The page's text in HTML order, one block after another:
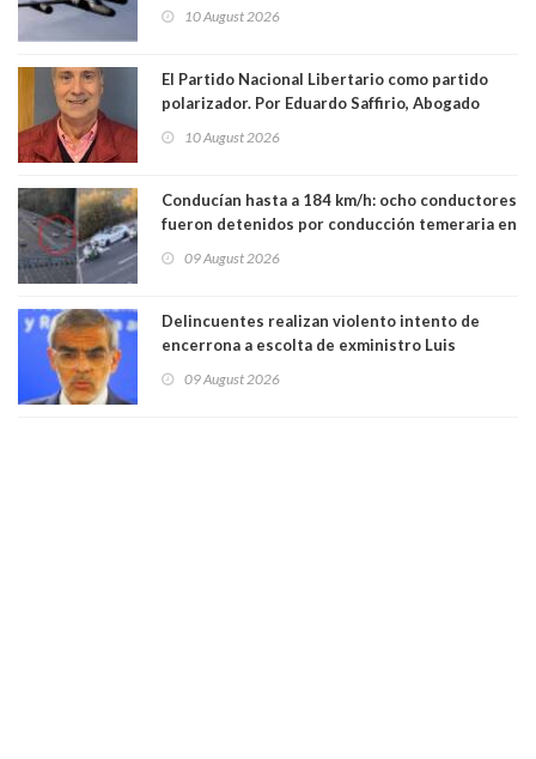
10 August 2026
El Partido Nacional Libertario como partido
polarizador. Por Eduardo Saffirio, Abogado
10 August 2026
Conducían hasta a 184 km/h: ocho conductores
fueron detenidos por conducción temeraria en
09 August 2026
Delincuentes realizan violento intento de
encerrona a escolta de exministro Luis
Lo Espejo
09 August 2026